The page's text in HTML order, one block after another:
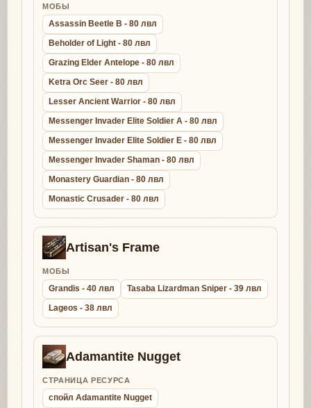
МОБЫ
Assassin Beetle B - 80 лвл
Beholder of Light - 80 лвл
Grazing Elder Antelope - 80 лвл
Ketra Orc Seer - 80 лвл
Lesser Ancient Warrior - 80 лвл
Messenger Invader Elite Soldier A - 80 лвл
Messenger Invader Elite Soldier E - 80 лвл
Messenger Invader Shaman - 80 лвл
Monastery Guardian - 80 лвл
Monastic Crusader - 80 лвл
Artisan's Frame
МОБЫ
Grandis - 40 лвл
Tasaba Lizardman Sniper - 39 лвл
Lageos - 38 лвл
Adamantite Nugget
СТРАНИЦА РЕСУРСА
спойл Adamantite Nugget